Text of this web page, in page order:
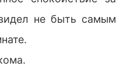
не быть самым